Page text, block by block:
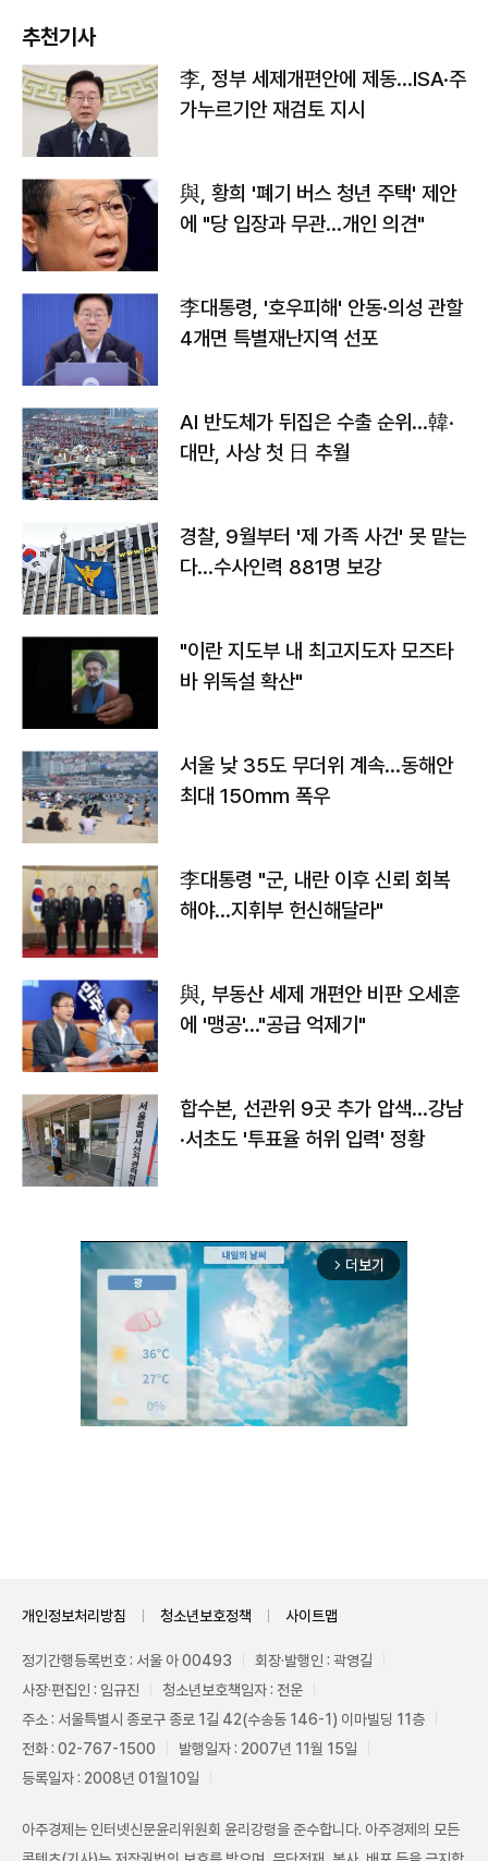
추천기사
李, 정부 세제개편안에 제동…ISA·주
가누르기안 재검토 지시
與, 황희 '폐기 버스 청년 주택' 제안
에 "당 입장과 무관…개인 의견"
李대통령, '호우피해' 안동·의성 관할
4개면 특별재난지역 선포
AI 반도체가 뒤집은 수출 순위…韓·
대만, 사상 첫 日 추월
경찰, 9월부터 '제 가족 사건' 못 맡는
다…수사인력 881명 보강
"이란 지도부 내 최고지도자 모즈타
바 위독설 확산"
서울 낮 35도 무더위 계속…동해안
최대 150㎜ 폭우
李대통령 "군, 내란 이후 신뢰 회복
해야…지휘부 헌신해달라"
與, 부동산 세제 개편안 비판 오세훈
에 '맹공'…"공급 억제기"
합수본, 선관위 9곳 추가 압색…강남
·서초도 '투표율 허위 입력' 정황
arrow_forward_ios 더보기
개인정보처리방침 청소년보호정책 사이트맵
정기간행등록번호 : 서울 아 00493
회장·발행인 : 곽영길
사장·편집인 : 임규진
청소년보호책임자 : 전운
주소 : 서울특별시 종로구 종로 1길 42(수송동 146-1) 이마빌딩 11층
전화 : 02-767-1500
발행일자 : 2007년 11월 15일
등록일자 : 2008년 01월10일
아주경제는 인터넷신문윤리위원회 윤리강령을 준수합니다. 아주경제의 모든